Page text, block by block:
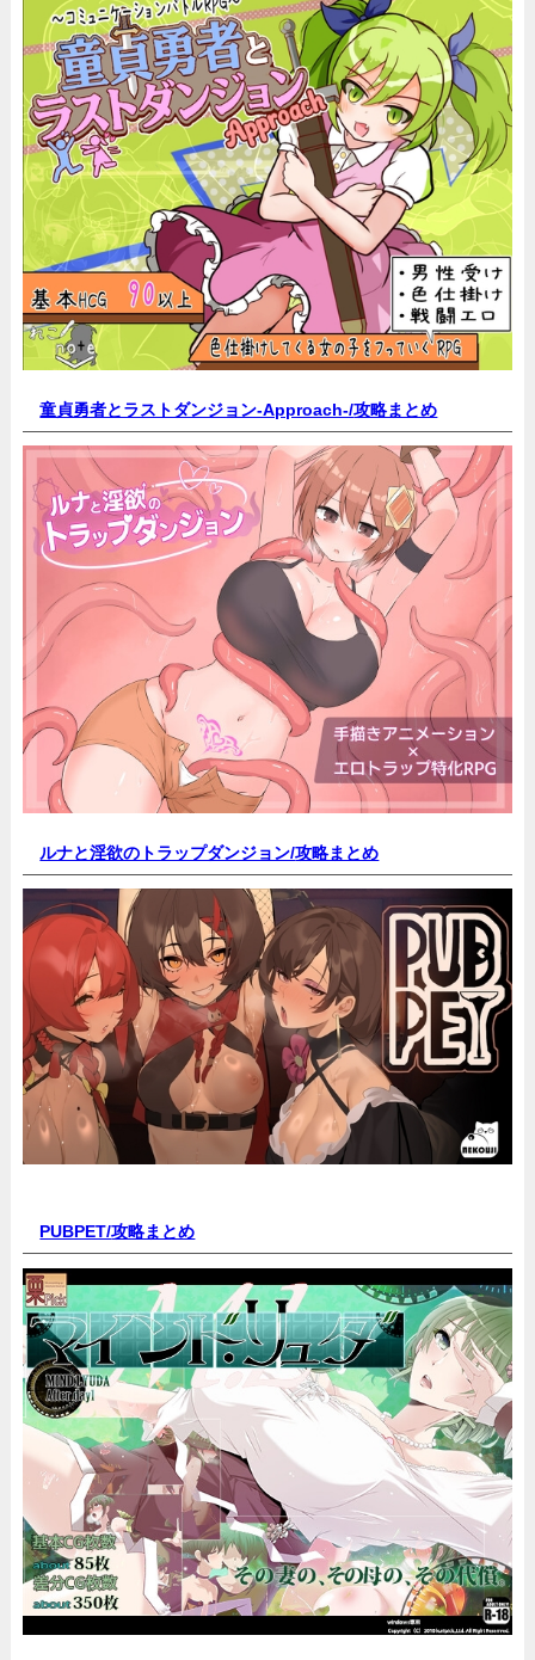
童貞勇者とラストダンジョン-Approach-/攻略まとめ
ルナと淫欲のトラップダンジョン/攻略まとめ
PUBPET/攻略まとめ